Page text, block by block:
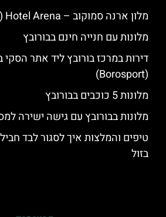
מלון ארנה סמוקוב – Hotel Arena (ליד בורובץ)
מלונות עם חנייה חינם בבורובץ
דירות במרכז בורובץ ליד אתר הסקי
(Borosport)
מלונות 5 כוכבים בבורובץ
מלונות בבורובץ עם גישה ישירה
טיפים והמלצות איך לסגור לבד
בזול